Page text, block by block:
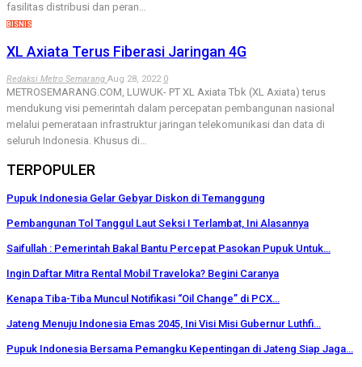
fasilitas distribusi dan peran…
BISNIS
XL Axiata Terus Fiberasi Jaringan 4G
Redaksi Metro Semarang Aug 28, 2022 0
METROSEMARANG.COM, LUWUK- PT XL Axiata Tbk (XL Axiata) terus
mendukung visi pemerintah dalam percepatan pembangunan nasional
melalui pemerataan infrastruktur jaringan telekomunikasi dan data di
seluruh Indonesia. Khusus di…
TERPOPULER
Pupuk Indonesia Gelar Gebyar Diskon di Temanggung
Pembangunan Tol Tanggul Laut Seksi I Terlambat, Ini Alasannya
Saifullah : Pemerintah Bakal Bantu Percepat Pasokan Pupuk Untuk…
Ingin Daftar Mitra Rental Mobil Traveloka? Begini Caranya
Kenapa Tiba-Tiba Muncul Notifikasi “Oil Change” di PCX…
Jateng Menuju Indonesia Emas 2045, Ini Visi Misi Gubernur Luthfi…
Pupuk Indonesia Bersama Pemangku Kepentingan di Jateng Siap Jaga…